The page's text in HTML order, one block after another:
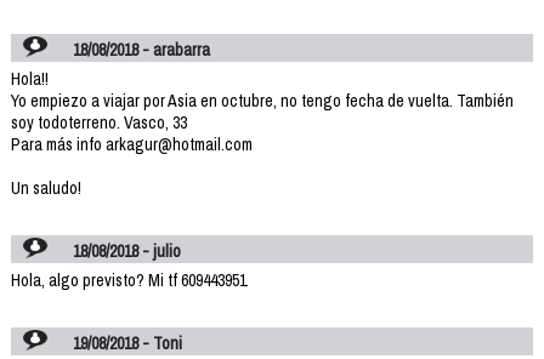
18/08/2018 - arabarra
Hola!!
Yo empiezo a viajar por Asia en octubre, no tengo fecha de vuelta. También
soy todoterreno. Vasco, 33
Para más info arkagur@hotmail.com
Un saludo!
18/08/2018 - julio
Hola, algo previsto? Mi tf 609443951
19/08/2018 - Toni